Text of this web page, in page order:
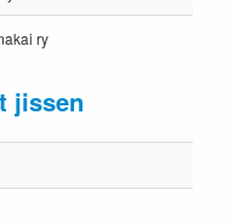
ry
jissen